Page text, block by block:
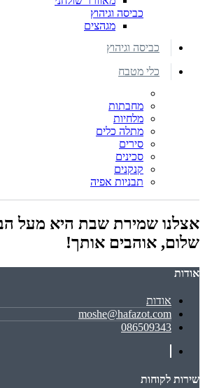
כביסה וגיהוץ
מגהצים
כביסה וגיהוץ
כלי מטבח
מחבתות
מלחיות
מתלה כלים
סירים
סכינים
קנקנים
תבניות אפיה
אצלנו שמירת שבת היא מעל
שלום, אוהבים אותך!
אודות
אודות
moshe@hafazot.com
086509343
שירות לקוחות